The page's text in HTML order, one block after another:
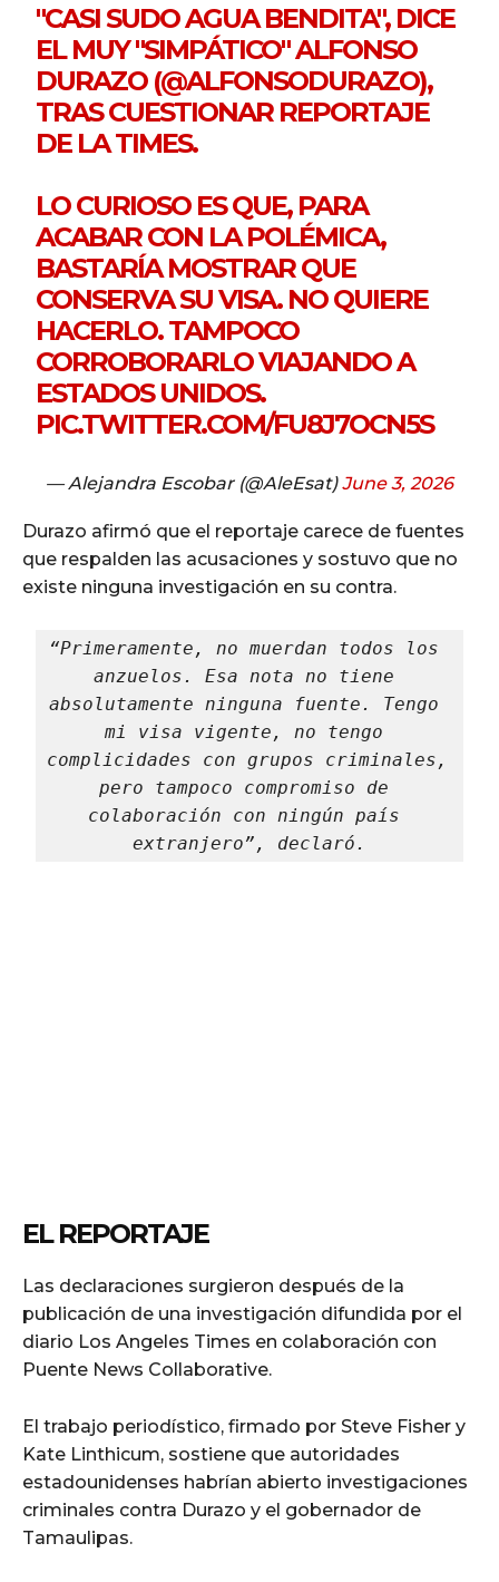
"CASI SUDO AGUA BENDITA", DICE
EL MUY "SIMPÁTICO" ALFONSO
DURAZO (@ALFONSODURAZO),
TRAS CUESTIONAR REPORTAJE
DE LA TIMES.
LO CURIOSO ES QUE, PARA
ACABAR CON LA POLÉMICA,
BASTARÍA MOSTRAR QUE
CONSERVA SU VISA. NO QUIERE
HACERLO. TAMPOCO
CORROBORARLO VIAJANDO A
ESTADOS UNIDOS.
PIC.TWITTER.COM/FU8J7OCN5S
— Alejandra Escobar (@AleEsat)June 3, 2026
Durazo afirmó que el reportaje carece de fuentes
que respalden las acusaciones y sostuvo que no
existe ninguna investigación en su contra.
“Primeramente, no muerdan todos los
anzuelos. Esa nota no tiene
absolutamente ninguna fuente. Tengo
mi visa vigente, no tengo
complicidades con grupos criminales,
pero tampoco compromiso de
colaboración con ningún país
extranjero”, declaró.
EL REPORTAJE
Las declaraciones surgieron después de la
publicación de una investigación difundida por el
diario Los Angeles Times en colaboración con
Puente News Collaborative.
El trabajo periodístico, firmado por Steve Fisher y
Kate Linthicum, sostiene que autoridades
estadounidenses habrían abierto investigaciones
criminales contra Durazo y el gobernador de
Tamaulipas.